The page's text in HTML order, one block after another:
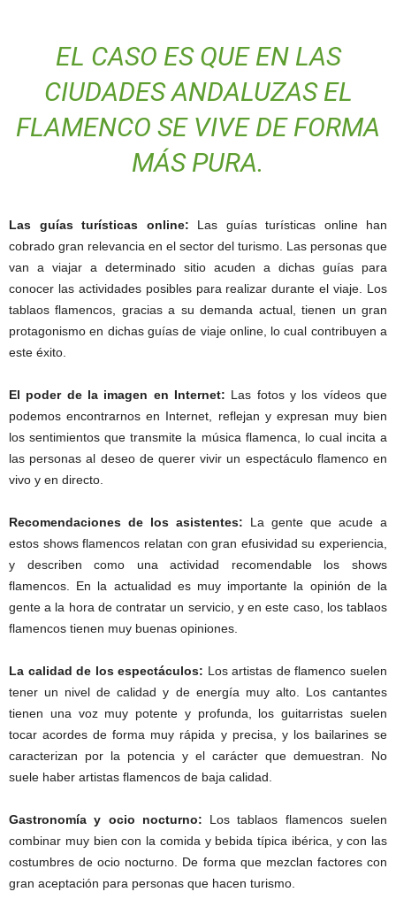
EL CASO ES QUE EN LAS
CIUDADES ANDALUZAS EL
FLAMENCO SE VIVE DE FORMA
MÁS PURA.
Las guías turísticas online: Las guías turísticas online han
cobrado gran relevancia en el sector del turismo. Las personas que
van a viajar a determinado sitio acuden a dichas guías para
conocer las actividades posibles para realizar durante el viaje. Los
tablaos flamencos, gracias a su demanda actual, tienen un gran
protagonismo en dichas guías de viaje online, lo cual contribuyen a
este éxito.
El poder de la imagen en Internet: Las fotos y los vídeos que
podemos encontrarnos en Internet, reflejan y expresan muy bien
los sentimientos que transmite la música flamenca, lo cual incita a
las personas al deseo de querer vivir un espectáculo flamenco en
vivo y en directo.
Recomendaciones de los asistentes: La gente que acude a
estos shows flamencos relatan con gran efusividad su experiencia,
y describen como una actividad recomendable los shows
flamencos. En la actualidad es muy importante la opinión de la
gente a la hora de contratar un servicio, y en este caso, los tablaos
flamencos tienen muy buenas opiniones.
La calidad de los espectáculos: Los artistas de flamenco suelen
tener un nivel de calidad y de energía muy alto. Los cantantes
tienen una voz muy potente y profunda, los guitarristas suelen
tocar acordes de forma muy rápida y precisa, y los bailarines se
caracterizan por la potencia y el carácter que demuestran. No
suele haber artistas flamencos de baja calidad.
Gastronomía y ocio nocturno: Los tablaos flamencos suelen
combinar muy bien con la comida y bebida típica ibérica, y con las
costumbres de ocio nocturno. De forma que mezclan factores con
gran aceptación para personas que hacen turismo.